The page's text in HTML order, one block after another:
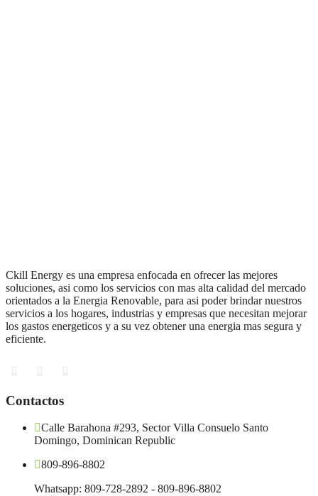
Ckill Energy es una empresa enfocada en ofrecer las mejores
soluciones, asi como los servicios con mas alta calidad del mercado
orientados a la Energia Renovable, para asi poder brindar nuestros
servicios a los hogares, industrias y empresas que necesitan mejorar
los gastos energeticos y a su vez obtener una energia mas segura y
eficiente.
Contactos
Calle Barahona #293, Sector Villa Consuelo Santo
Domingo, Dominican Republic
809-896-8802
Whatsapp: 809-728-2892 - 809-896-8802